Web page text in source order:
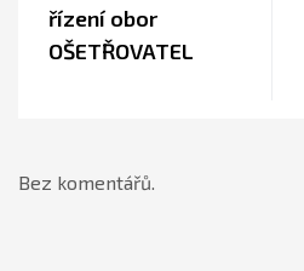
řízení obor
OŠETŘOVATEL
Bez komentářů.